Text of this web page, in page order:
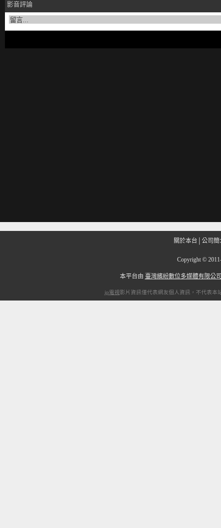
影音評論
關於本台 公司簡
Copyright ©
本平台由 臺灣繽紛數位多媒體有限公
ip電視影片資訊僅代表網友個人資訊，不代表本